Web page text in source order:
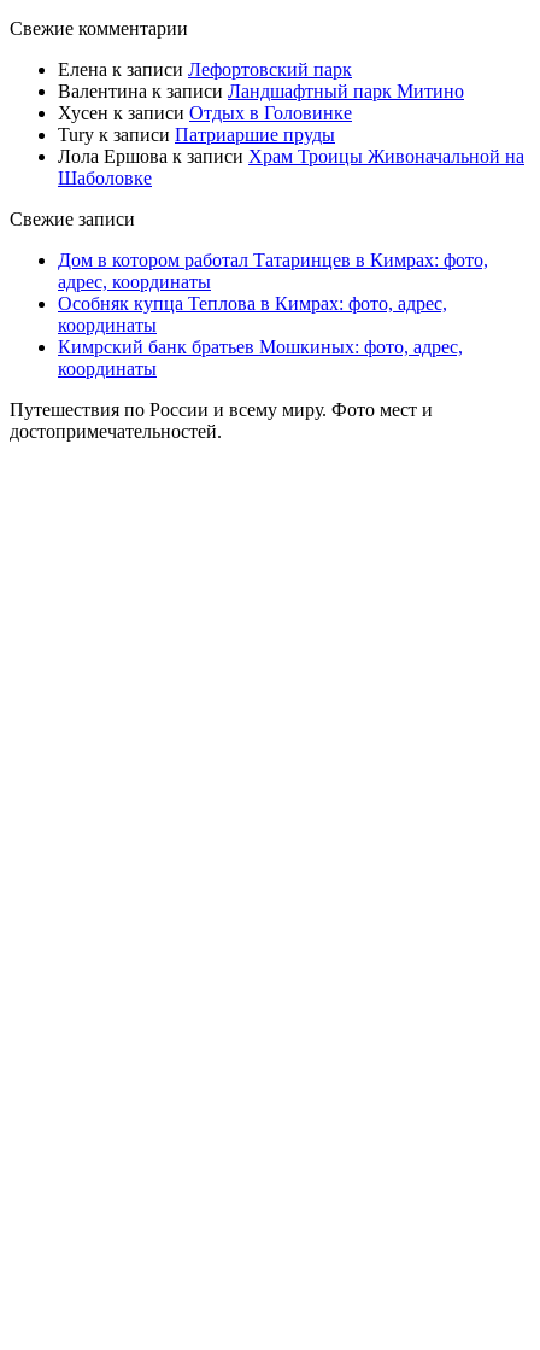
Свежие комментарии
Елена к записи Лефортовский парк
Валентина к записи Ландшафтный парк Митино
Хусен к записи Отдых в Головинке
Tury к записи Патриаршие пруды
Лола Ершова к записи Храм Троицы Живоначальной на
Шаболовке
Свежие записи
Дом в котором работал Татаринцев в Кимрах: фото,
адрес, координаты
Особняк купца Теплова в Кимрах: фото, адрес,
координаты
Кимрский банк братьев Мошкиных: фото, адрес,
координаты
Путешествия по России и всему миру. Фото мест и
достопримечательностей.